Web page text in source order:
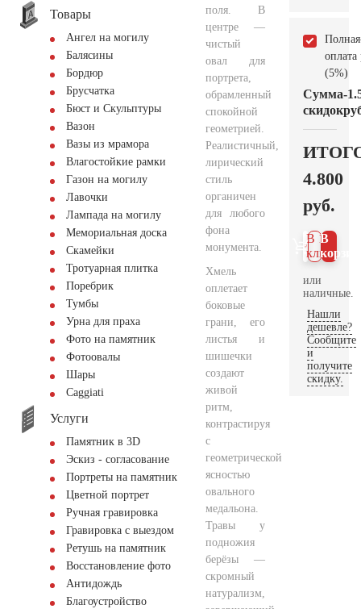
Товары
Ангел на могилу
Балясины
Бордюр
Брусчатка
Бюст и Скульптуры
Вазон
Вазы из мрамора
Влагостойкие рамки
Газон на могилу
Лавочки
Лампада на могилу
Мемориальная доска
Скамейки
Тротуарная плитка
Поребрик
Тумбы
Урна для праха
Фото на памятник
Фотоовалы
Шары
Сaggiati
Услуги
Памятник в 3D
Эскиз - согласование
Портреты на памятник
Цветной портрет
Ручная гравировка
Гравировка с выездом
Ретушь на памятник
Восстановление фото
Антидождь
Благоустройство
поля. В
центре —
чистый
овал для
портрета,
обрамленный
спокойной
геометрией.
Реалистичный,
лирический
стиль
органичен
для любого
фона
монумента.
Хмель
оплетает
боковые
грани, его
листья и
шишечки
создают
живой
ритм,
контрастируя
с
геометрической
ясностью
овального
медальона.
Травы у
подножия
берёзы —
скромный
натурализм,
Полная
оплата
(5%)
Сумма
скидок
-
4.800
руб.
В
В 1
клик
или
наличные.
Нашли
дешевле?
Сообщите
и
получите
скидку.